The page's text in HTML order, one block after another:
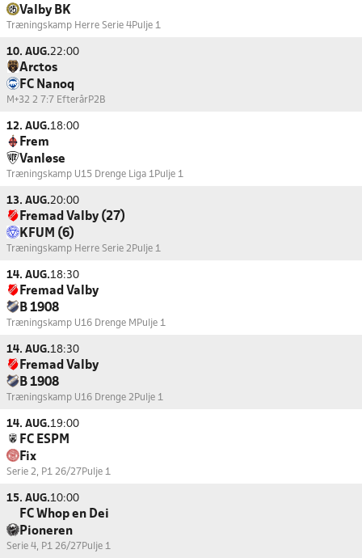
Valby BK
Træningskamp Herre Serie 4Pulje 1
10. AUG.22:00
Arctos
FC Nanoq
M+32 2 7:7 EfterårP2B
12. AUG.18:00
Frem
Vanløse
Træningskamp U15 Drenge Liga 1 Pulje 1
13. AUG.20:00
Fremad Valby (27)
KFUM (6)
Træningskamp Herre Serie 2 Pulje 1
14. AUG.18:30
Fremad Valby
B 1908
Træningskamp U16 Drenge M Pulje 1
14. AUG.18:30
Fremad Valby
B 1908
Træningskamp U16 Drenge 2 Pulje 1
14. AUG.19:00
FC ESPM
Fix
Serie 2, P1 26/27 Pulje 1
15. AUG.10:00
FC Whop en Dei
Pioneren
Serie 4, P1 26/27 Pulje 1